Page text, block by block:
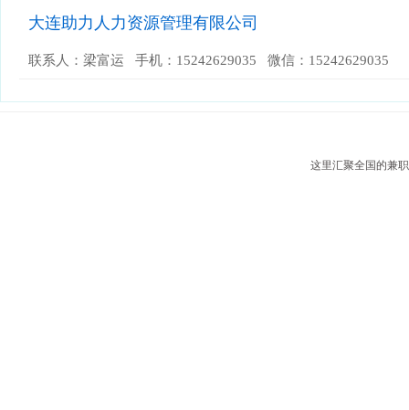
大连助力人力资源管理有限公司
联系人：梁富运 手机：15242629035 微信：15242629035
这里汇聚全国的兼